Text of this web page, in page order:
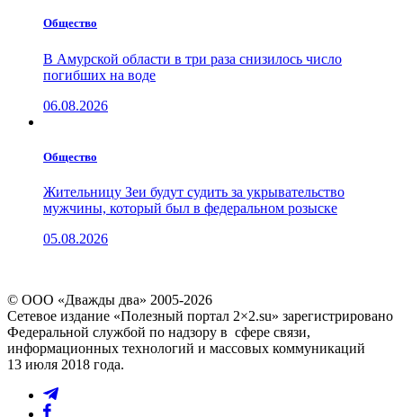
Общество
В Амурской области в три раза снизилось число
погибших на воде
06.08.2026
Общество
Жительницу Зеи будут судить за укрывательство
мужчины, который был в федеральном розыске
05.08.2026
© ООО «Дважды два» 2005-2026
Сетевое издание «Полезный портал 2×2.su» зарегистрировано
Федеральной службой по надзору в сфере связи,
информационных технологий и массовых коммуникаций
13 июля 2018 года.